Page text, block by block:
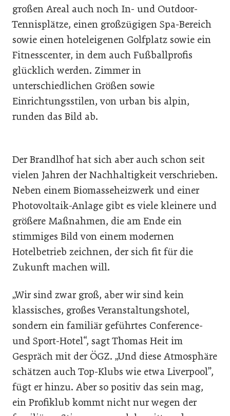
großen Areal auch noch In- und Outdoor-
Tennisplätze, einen großzügigen Spa-Bereich
sowie einen hoteleigenen Golfplatz sowie ein
Fitnesscenter, in dem auch Fußballprofis
glücklich werden. Zimmer in
unterschiedlichen Größen sowie
Einrichtungsstilen, von urban bis alpin,
runden das Bild ab.
Der Brandlhof hat sich aber auch schon seit
vielen Jahren der Nachhaltigkeit verschrieben.
Neben einem Biomasseheizwerk und einer
Photovoltaik-Anlage gibt es viele kleinere und
größere Maßnahmen, die am Ende ein
stimmiges Bild von einem modernen
Hotelbetrieb zeichnen, der sich fit für die
Zukunft machen will.
„Wir sind zwar groß, aber wir sind kein
klassisches, großes Veranstaltungshotel,
sondern ein familiär geführtes Conference-
und Sport-Hotel“, sagt Thomas Heit im
Gespräch mit der ÖGZ. „Und diese Atmosphäre
schätzen auch Top-Klubs wie etwa Liverpool”,
fügt er hinzu. Aber so positiv das sein mag,
ein Profiklub kommt nicht nur wegen der